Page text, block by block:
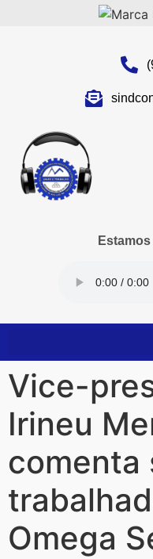
Estamos
Vice-
Irineu
comenta
Omega